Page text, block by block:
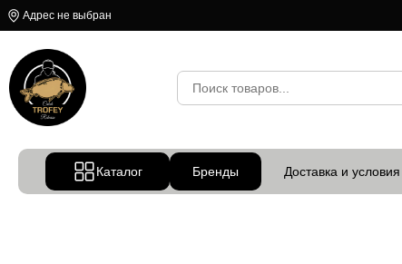
Адрес не выбран
Каталог Бренды Доставка и условия